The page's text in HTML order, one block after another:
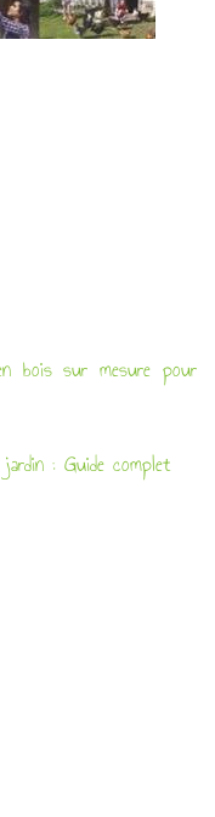
bois sur mesure pour
: Guide complet